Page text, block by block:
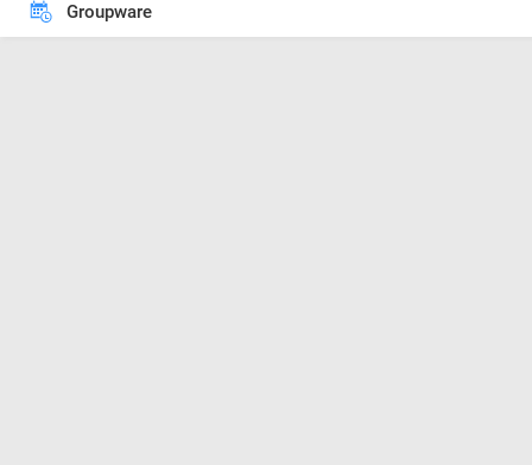
Groupware